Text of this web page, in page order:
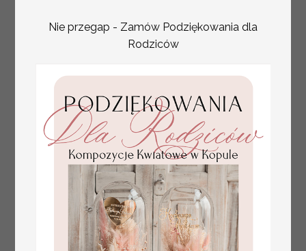
plan stołów
weselnych
usadzenie gości na
weselu, tablica
informacyjna dla
gości weselnych,
plan stołów na
weselu ze zdjęciem
Pary Młodej, plan
usadzenia gości
Promocja:
100 PLN / 125.00 PLN
Nie przegap - Zamów Podziękowania dla
Rodziców